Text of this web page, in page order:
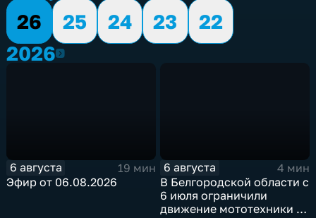
26
25 24 23
22
20262026
6 августа
19 мин
Эфир от 06.08.2026
6 августа
4 мин
В Белгородской области с
6 июля ограничили
движение мототехники в